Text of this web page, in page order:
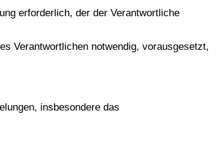
erforderlich, der der Verantwortliche
Verantwortlichen notwendig, vorausgesetzt,
insbesondere das